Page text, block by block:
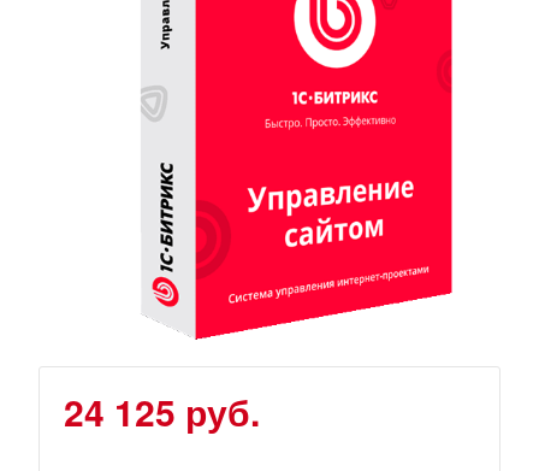
24 125 руб.